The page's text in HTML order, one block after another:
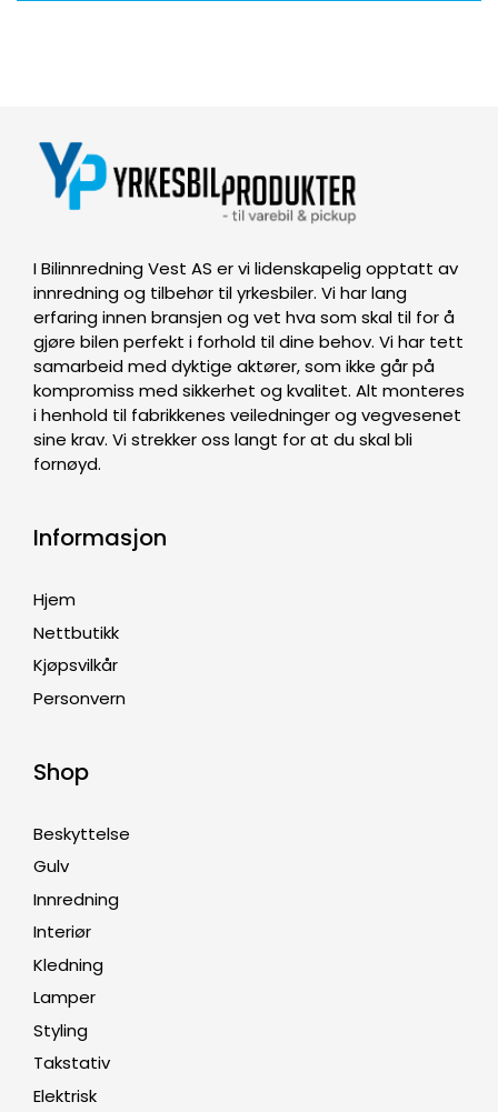
I Bilinnredning Vest AS er vi lidenskapelig opptatt av
innredning og tilbehør til yrkesbiler. Vi har lang
erfaring innen bransjen og vet hva som skal til for å
gjøre bilen perfekt i forhold til dine behov. Vi har tett
samarbeid med dyktige aktører, som ikke går på
kompromiss med sikkerhet og kvalitet. Alt monteres
i henhold til fabrikkenes veiledninger og vegvesenet
sine krav. Vi strekker oss langt for at du skal bli
fornøyd.
Informasjon
Hjem
Nettbutikk
Kjøpsvilkår
Personvern
Shop
Beskyttelse
Gulv
Innredning
Interiør
Kledning
Lamper
Styling
Takstativ
Elektrisk